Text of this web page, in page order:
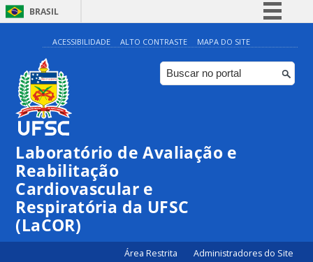
BRASIL
Simplifique!
Comunica BR
Participe
Canais
ACESSIBILIDADE ALTO CONTRASTE MAPA DO SITE
Laboratório de Avaliação e
Reabilitação
Cardiovascular e
Respiratória da UFSC
(LaCOR)
Área Restrita Administradores do Site